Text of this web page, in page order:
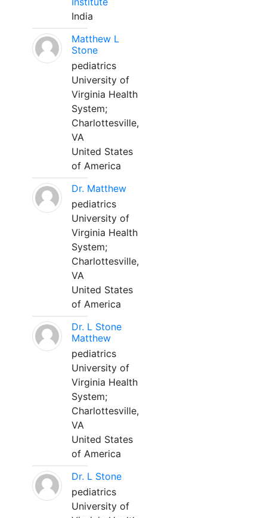
India
Matthew L
Stone
pediatrics
University of
Virginia Health
System;
Charlottesville,
VA
United States
of America
Dr. Matthew
pediatrics
University of
Virginia Health
System;
Charlottesville,
VA
United States
of America
Dr. L Stone
Matthew
pediatrics
University of
Virginia Health
System;
Charlottesville,
VA
United States
of America
Dr. L Stone
pediatrics
University of